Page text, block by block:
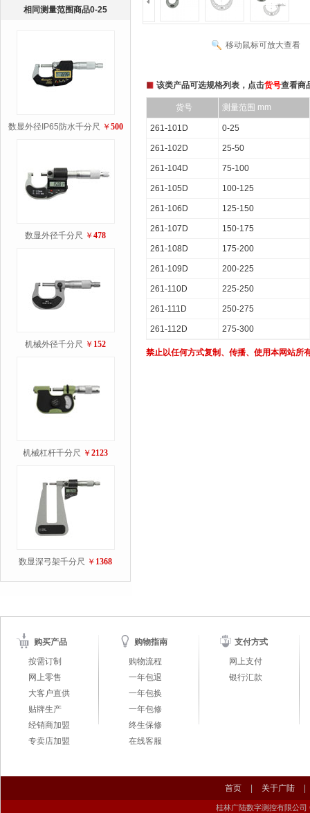
相同测量范围商品0-25
数显外径IP65防水千分尺 ￥ 500
数显外径千分尺 ￥ 478
机械外径千分尺 ￥ 152
机械杠杆千分尺 ￥ 2123
数显深弓架千分尺 ￥ 1368
移动鼠标可放大查看
该类产品可选规格列表，点击货号查看商
货号 测量范围 mm
261-101D 0-25
261-102D 25-50
261-104D 75-100
261-105D 100-125
261-106D 125-150
261-107D 150-175
261-108D 175-200
261-109D 200-225
261-110D 225-250
261-111D 250-275
261-112D 275-300
禁止以任何方式复制、传播、使用本网站所
购买产品
按需订制
网上零售
大客户直供
贴牌生产
经销商加盟
专卖店加盟
购物指南
购物流程
一年包退
一年包换
一年包修
终生保修
在线客服
支付方式
网上支付
银行汇款
首页 关于广陆
桂林广陆数字测控有限公司